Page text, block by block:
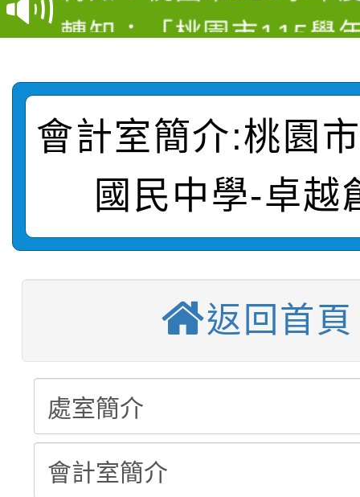
結果(第12招)
賽及師生本土語及新住
轉知：「桃園市115學
動辦法」
轉知臺中市政府政風處
城市手牽手，綠能透明
畫影片一案
轉知：「115學年度全
劇比賽實施要點」及修
表
轉知：桃園市115年度
敬師藝文競賽』實施計
【甄選結果(第11招)】
學年度第1學期第7次
結果(第11招)
學年度第1學期第9次
結果(第3招)
【甄選結果(第4招)】
學年度第1學期第9次代
結果(第4招)
【甄選結果(第12招)】
學年度第1學期第7次代
結果(第12招)
轉知：桃園市115學年
賽及師生本土語及新住
轉知：「桃園市115學
會計室簡介:桃園
國民中學-卓越
返回首頁